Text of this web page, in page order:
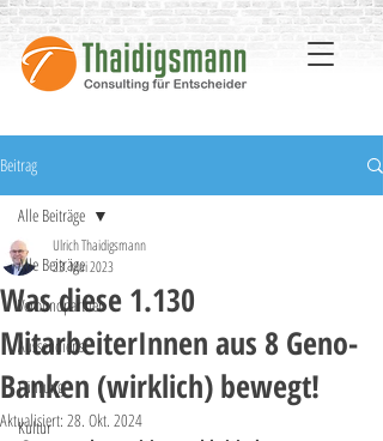
Beitrag
Alle Beiträge
Verbundpartner
Aussendienst
Führung
Kultur
Alle Beiträge
Was diese 1.130
MitarbeiterInnen aus 8 Geno-
Banken (wirklich) bewegt!
Ulrich Thaidigsmann
23. Mai 2023
Aktualisiert: 28. Okt. 2024